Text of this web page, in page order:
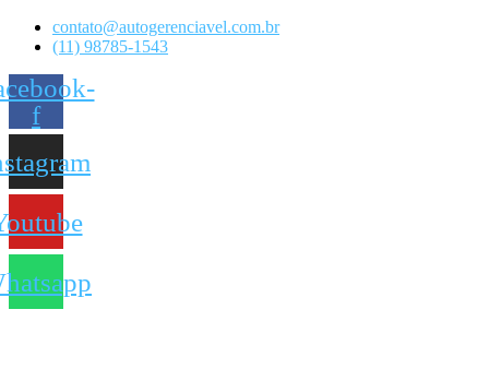
contato@autogerenciavel.com.br
(11) 98785-1543
f